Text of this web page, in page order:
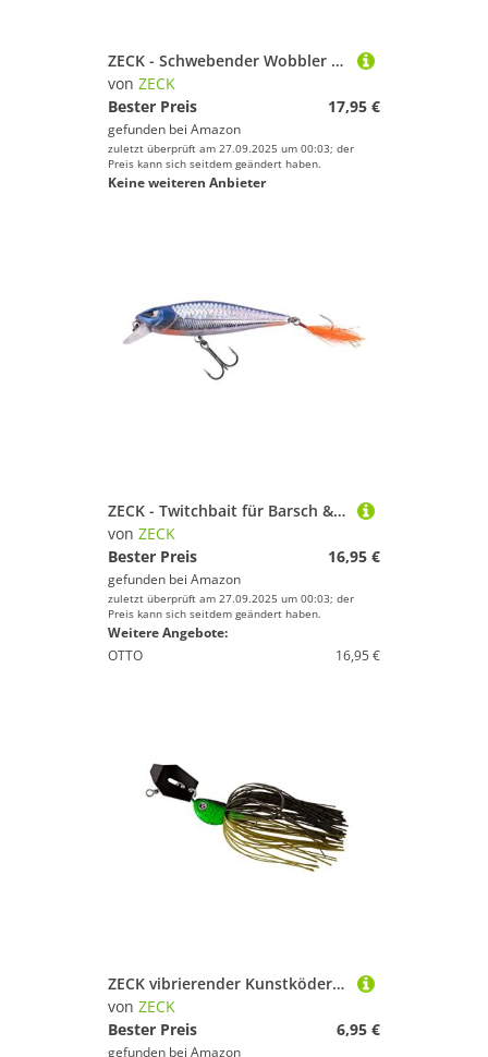
ZECK - Schwebender Wobbler - Dundee 13,5 cm | 3,5 m SP - Baitfish
von ZECK
Bester Preis
17,95 €
gefunden bei Amazon
zuletzt überprüft am 27.09.2025 um 00:03; der
Preis kann sich seitdem geändert haben.
Keine weiteren Anbieter
ZECK - Twitchbait für Barsch & Zander - Hitch 7,5 cm | 0,8 m SP - Fire Ukki BA
von ZECK
Bester Preis
16,95 €
gefunden bei Amazon
zuletzt überprüft am 27.09.2025 um 00:03; der
Preis kann sich seitdem geändert haben.
Weitere Angebote:
OTTO
16,95 €
ZECK vibrierender Kunstköder - Bladed Jig Moor Kiwi - #4/0-14g
von ZECK
Bester Preis
6,95 €
gefunden bei Amazon